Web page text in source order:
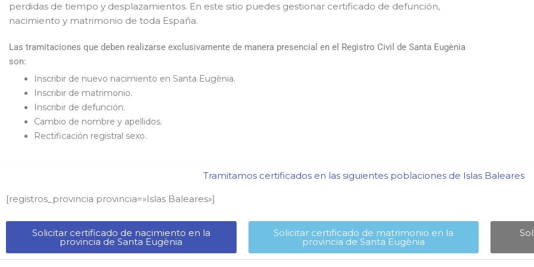
perdidas de tiempo y desplazamientos. En este sitio puedes gestionar certificado de defunción,
nacimiento y matrimonio de toda España.
Las tramitaciones que deben realizarse exclusivamente de manera presencial en el Registro Civil de Santa Eugènia
son:
Inscribir de nuevo nacimiento en Santa Eugènia.
Inscribir de matrimonio.
Inscribir de defunción.
Cambio de nombre y apellidos.
Rectificación registral sexo.
Tramitamos certificados en las siguientes poblaciones de Islas Baleares​
[registros_provincia provincia=»Islas Baleares​»]
Solicitar certificado de nacimiento en la
provincia de Santa Eugènia​
Solicitar certificado de matrimonio en la
provincia de Santa Eugènia​